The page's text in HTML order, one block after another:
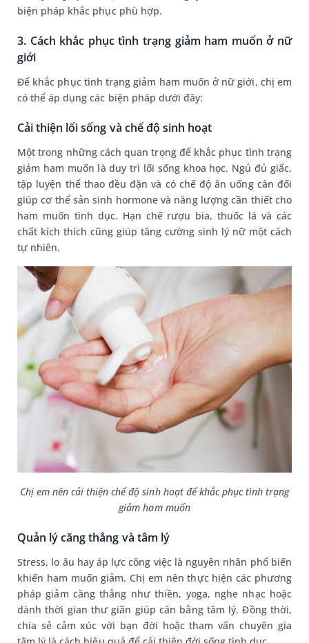
biện pháp khắc phục phù hợp.
3. Cách khắc phục tình trạng giảm ham muốn ở nữ
giới
Để khắc phục tình trạng giảm ham muốn ở nữ giới, chị em
có thể áp dụng các biện pháp dưới đây:
Cải thiện lối sống và chế độ sinh hoạt
Một trong những cách quan trọng để khắc phục tình trạng
giảm ham muốn là duy trì lối sống khoa học. Ngủ đủ giấc,
tập luyện thể thao đều đặn và có chế độ ăn uống cân đối
giúp cơ thể sản sinh hormone và năng lượng cần thiết cho
ham muốn tình dục. Hạn chế rượu bia, thuốc lá và các
chất kích thích cũng giúp tăng cường sinh lý nữ một cách
tự nhiên.
Chị em nên cải thiện chế độ sinh hoạt để khắc phục tình trạng
giảm ham muốn
Quản lý căng thẳng và tâm lý
Stress, lo âu hay áp lực công việc là nguyên nhân phổ biến
khiến ham muốn giảm. Chị em nên thực hiện các phương
pháp giảm căng thẳng như thiền, yoga, nghe nhạc hoặc
dành thời gian thư giãn giúp cân bằng tâm lý. Đồng thời,
chia sẻ cảm xúc với bạn đời hoặc tham vấn chuyên gia